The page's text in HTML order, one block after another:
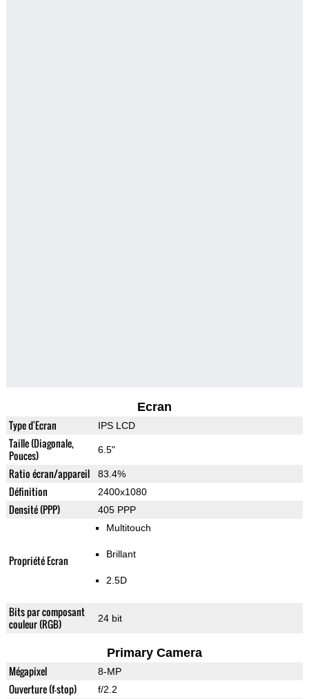
Ecran
Type d'Ecran IPS LCD
Taille (Diagonale,
Pouces)
6.5"
Ratio écran/appareil 83.4%
Définition 2400x1080
Densité (PPP) 405 PPP
Propriété Ecran
Multitouch
Brillant
2.5D
Bits par composant
couleur (RGB)
24 bit
Primary Camera
Mégapixel 8-MP
Ouverture (f-stop) f/2.2